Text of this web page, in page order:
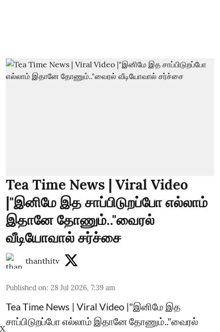
Tea Time News | Viral Video
|"இனிமே இத சாப்பிடுறப்போ எல்லாம்
இதானே தோணும்.."வைரல்
வீடியோவால் சர்ச்சை
thanthitv
Published on: 28 Jul 2026, 7:39 am
Tea Time News | Viral Video |"இனிமே இத
சாப்பிடுறப்போ எல்லாம் இதானே தோணும்.."வைரல்
X